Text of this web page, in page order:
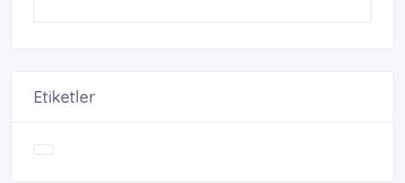
Etiketler